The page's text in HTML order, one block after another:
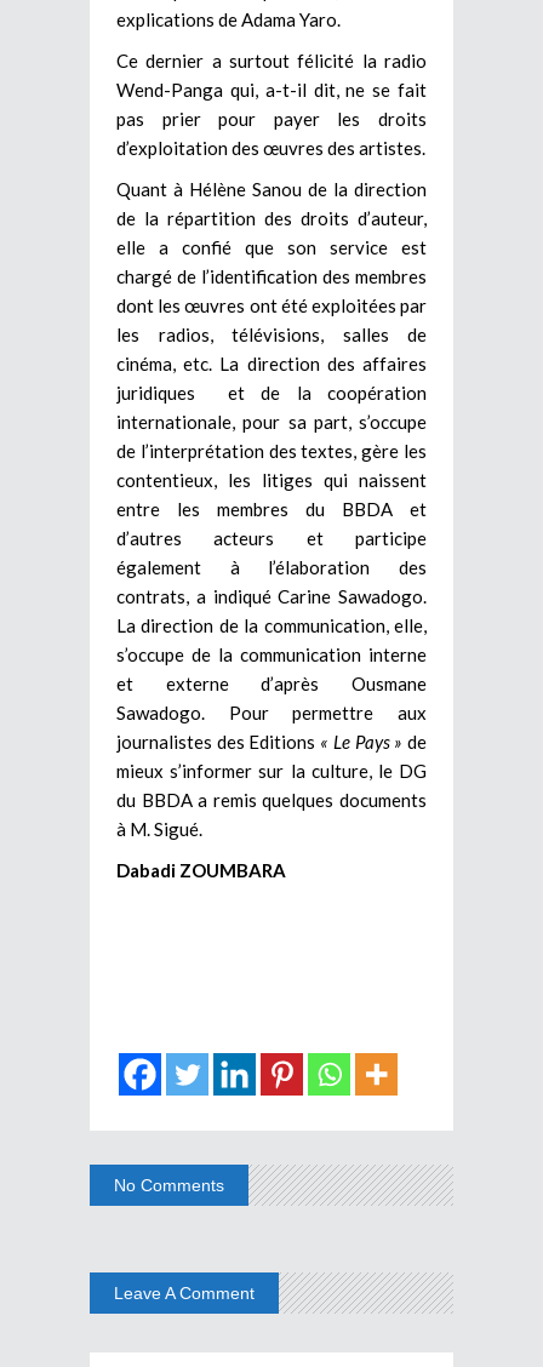
explications de Adama Yaro.
Ce dernier a surtout félicité la radio
Wend-Panga qui, a-t-il dit, ne se fait
pas prier pour payer les droits
d’exploitation des œuvres des artistes.
Quant à Hélène Sanou de la direction
de la répartition des droits d’auteur,
elle a confié que son service est
chargé de l’identification des membres
dont les œuvres ont été exploitées par
les radios, télévisions, salles de
cinéma, etc. La direction des affaires
juridiques et de la coopération
internationale, pour sa part, s’occupe
de l’interprétation des textes, gère les
contentieux, les litiges qui naissent
entre les membres du BBDA et
d’autres acteurs et participe
également à l’élaboration des
contrats, a indiqué Carine Sawadogo.
La direction de la communication, elle,
s’occupe de la communication interne
et externe d’après Ousmane
Sawadogo. Pour permettre aux
journalistes des Editions « Le Pays » de
mieux s’informer sur la culture, le DG
du BBDA a remis quelques documents
à M. Sigué.
Dabadi ZOUMBARA
No Comments
Leave A Comment